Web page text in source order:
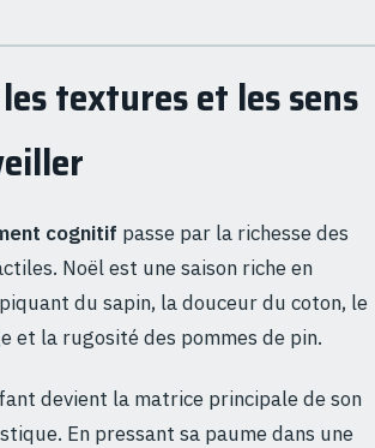
textures et les sens
cognitif passe par la richesse des
Noël est une saison riche en
du sapin, la douceur du coton, le
et la rugosité des pommes de pin.
devient la matrice principale de son
En pressant sa paume dans une